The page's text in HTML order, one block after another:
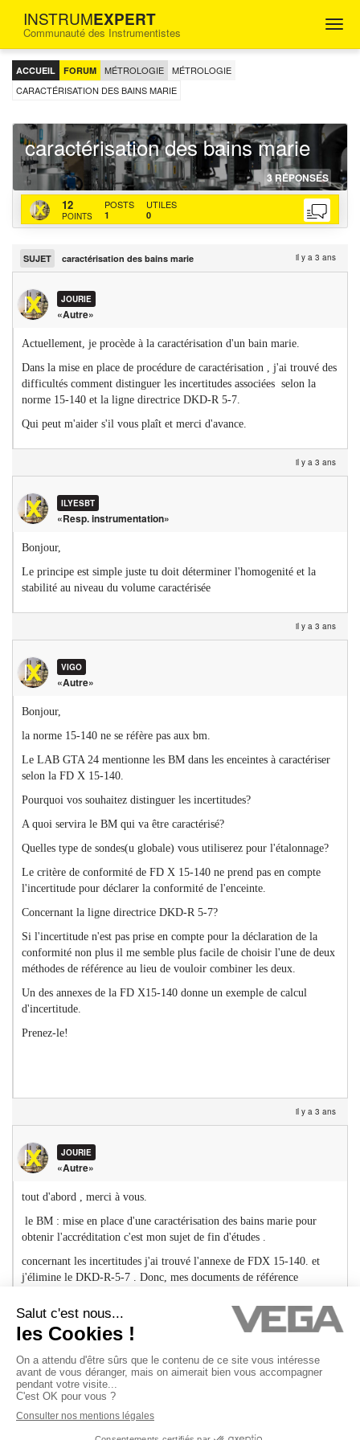
INSTRUMEXPERT
Communauté des Instrumentistes
FORUM
D'ENTRAIDE
POUR
LES
INSTRUMENTISTES
ACCUEIL FORUM MÉTROLOGIE
MÉTROLOGIE
CARACTÉRISATION DES BAINS MARIE
caractérisation des bains marie
3RÉPONSES
28-
04-
12
POINTS
POSTS
1
UTILES
0
SUJET caractérisation des bains marie il y a 3 ans
JOURIE
«Autre»
Actuellement, je procède à la caractérisation d'un bain marie.
Dans la mise en place de procédure de caractérisation , j'ai trouvé des
difficultés comment distinguer les incertitudes associées selon la
norme 15-140 et la ligne directrice DKD-R 5-7.
Qui peut m'aider s'il vous plaît et merci d'avance.
il y a 3 ans
ILYESBT
«Resp. instrumentation»
Bonjour,
Le principe est simple juste tu doit déterminer l'homogenité et la
stabilité au niveau du volume caractérisée
il y a 3 ans
VIGO
«Autre»
Bonjour,
la norme 15-140 ne se réfère pas aux bm.
Le LAB GTA 24 mentionne les BM dans les enceintes à caractériser
selon la FD X 15-140.
Pourquoi vos souhaitez distinguer les incertitudes?
A quoi servira le BM qui va être caractérisé?
Quelles type de sondes(u globale) vous utiliserez pour l'étalonnage?
Le critère de conformité de FD X 15-140 ne prend pas en compte
l'incertitude pour déclarer la conformité de l'enceinte.
Concernant la ligne directrice DKD-R 5-7?
Si l'incertitude n'est pas prise en compte pour la déclaration de la
conformité non plus il me semble plus facile de choisir l'une de deux
méthodes de référence au lieu de vouloir combiner les deux.
Un des annexes de la FD X15-140 donne un exemple de calcul
d'incertitude.
Prenez-le!
il y a 3 ans
JOURIE
«Autre»
tout d'abord , merci à vous.
le BM : mise en place d'une caractérisation des bains marie pour
obtenir l'accréditation c'est mon sujet de fin d'études .
concernant les incertitudes j'ai trouvé l'annexe de FDX 15-140. et
j'élimine le DKD-R-5-7 . Donc, mes documents de référence
lorsque je devra définir l'espace de travail , j'ai un certain doute
j'utilise 9 capteurs dans le BM ou bien 5 capteurs. je ne trouveras
avez une idée pouvez vous m'aider s'il vous plaît. et merci d'avance.